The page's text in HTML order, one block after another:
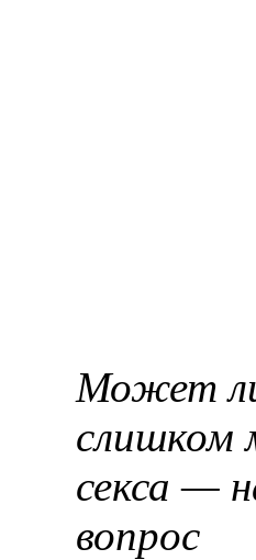
Может
слишком
секса —
вопрос